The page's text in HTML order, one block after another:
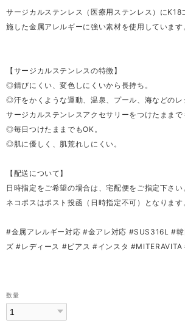
サージカルステンレス（医療用ステンレス）にK18
施した金属アレルギーに強い素材を使用しています
【サージカルステンレスの特徴】
◎錆びにくい、変色しにくいから長持ち。
◎汗をかくような運動、温泉、プール、海などのレ
サージカルステンレスアクセサリーをつけたままで
◎毎日つけたままでもOK。
◎肌に優しく、肌荒れしにくい。
【配送について】
日時指定をご希望の場合は、宅配便をご指定下さい
ネコポスはポスト投函（日時指定不可）となります
#金属アレルギー対応 #金アレ対応 #SUS316L #
ズ #レディース #ピアス #インスタ #MITERAVITA
数量